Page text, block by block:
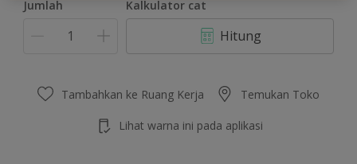
Jumlah Kalkulator cat
Hitung
Tambahkan ke Ruang Kerja Temukan Toko
Lihat warna ini pada aplikasi